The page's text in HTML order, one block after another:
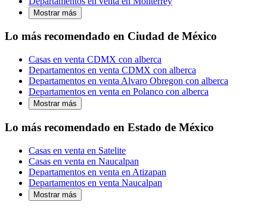
Mostrar más
Lo más recomendado en Ciudad de México
Casas en venta CDMX con alberca
Departamentos en venta CDMX con alberca
Departamentos en venta Alvaro Obregon con alberca
Departamentos en venta en Polanco con alberca
Mostrar más
Lo más recomendado en Estado de México
Casas en venta en Satelite
Casas en venta en Naucalpan
Departamentos en venta en Atizapan
Departamentos en venta Naucalpan
Mostrar más